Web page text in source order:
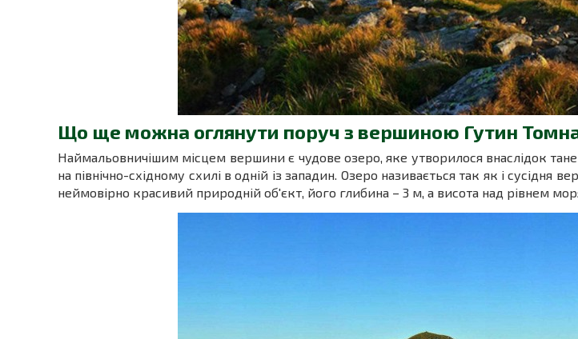
Що ще можна оглянути поруч з вершиною Гутин
Наймальовничішим місцем вершини є чудове озеро, яке утворилося внаслідок
на північно-східному схилі в одній із западин. Озеро називається так як і
неймовірно красивий природній об'єкт, його глибина – 3 м, а висота над рівнем